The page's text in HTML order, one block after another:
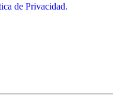
de Privacidad.